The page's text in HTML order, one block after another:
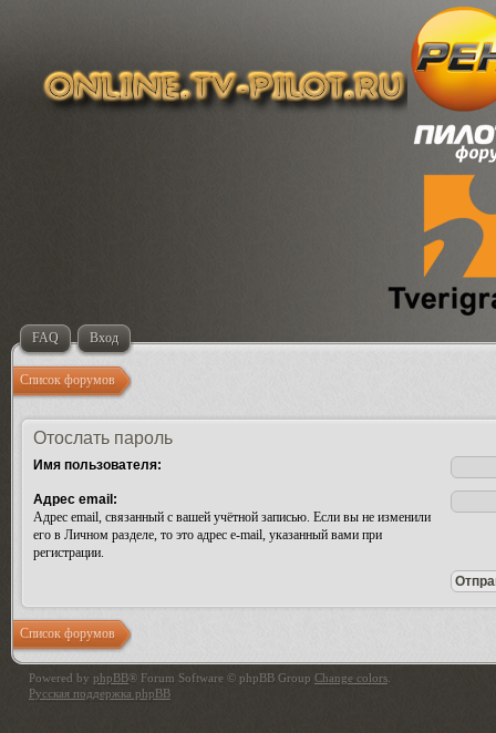
FAQ Вход
Список форумов
Отослать пароль
Имя пользователя:
Адрес email:
Адрес email, связанный с вашей учётной записью. Если вы не изменили
его в Личном разделе, то это адрес e-mail, указанный вами при
регистрации.
Список форумов
Powered by phpBB® Forum Software © phpBB Group Change colors
Русская поддержка phpBB